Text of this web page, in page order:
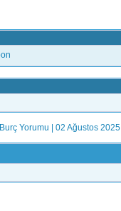
Yorumu | 02 Ağustos 2025